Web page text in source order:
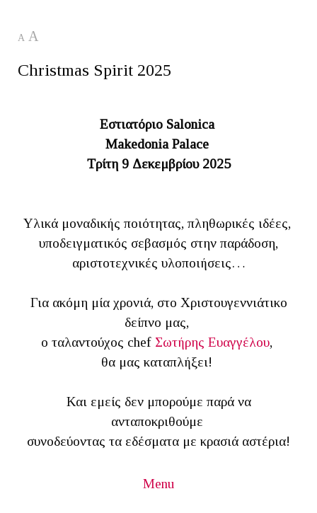
A A
Christmas Spirit 2025
Εστιατόριο Salonica
Makedonia Palace
Τρίτη 9 Δεκεμβρίου 2025
Υλικά μοναδικής ποιότητας, πληθωρικές ιδέες,
υποδειγματικός σεβασμός στην παράδοση,
αριστοτεχνικές υλοποιήσεις…
Για ακόμη μία χρονιά, στο Χριστουγεννιάτικο
δείπνο μας,
ο ταλαντούχος chef Σωτήρης Ευαγγέλου,
θα μας καταπλήξει!
Και εμείς δεν μπορούμε παρά να
ανταποκριθούμε
συνοδεύοντας τα εδέσματα με κρασιά αστέρια!
Menu